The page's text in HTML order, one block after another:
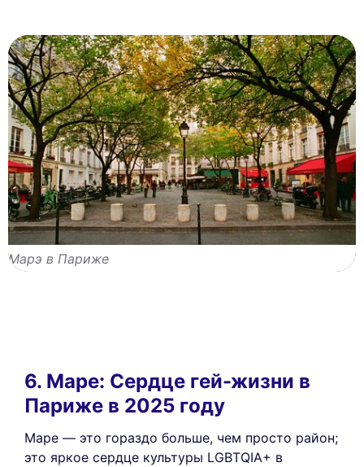
Марэ в Париже
6. Маре: Сердце гей-жизни в
Париже в 2025 году
Маре — это гораздо больше, чем просто район;
это яркое сердце культуры LGBTQIA+ в